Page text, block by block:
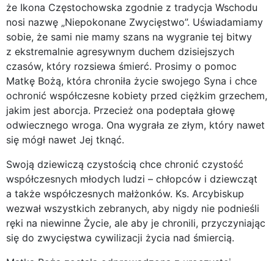
że Ikona Częstochowska zgodnie z tradycja Wschodu
nosi nazwę „Niepokonane Zwycięstwo”. Uświadamiamy
sobie, że sami nie mamy szans na wygranie tej bitwy
z ekstremalnie agresywnym duchem dzisiejszych
czasów, który rozsiewa śmierć. Prosimy o pomoc
Matkę Bożą, która chroniła życie swojego Syna i chce
ochronić współczesne kobiety przed ciężkim grzechem,
jakim jest aborcja. Przecież ona podeptała głowę
odwiecznego wroga. Ona wygrała ze złym, który nawet
się mógł nawet Jej tknąć.
Swoją dziewiczą czystością chce chronić czystość
współczesnych młodych ludzi – chłopców i dziewcząt
a także współczesnych małżonków. Ks. Arcybiskup
wezwał wszystkich zebranych, aby nigdy nie podnieśli
ręki na niewinne Życie, ale aby je chronili, przyczyniając
się do zwycięstwa cywilizacji życia nad śmiercią.